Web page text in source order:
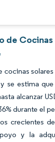
de Cocinas
cocinas solares
se estima
alcanzar
durante el
crecientes
y la